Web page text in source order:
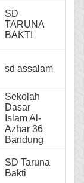
SD
TARUNA
BAKTI
sd assalam
Sekolah
Dasar
Islam Al-
Azhar 36
Bandung
SD Taruna
Bakti